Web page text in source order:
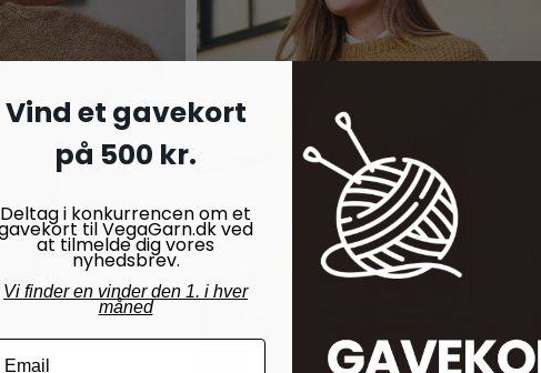
Vind et gavekort
på 500 kr.
Deltag i konkurrencen om et
til VegaGarn.dk ved
at tilmelde dig vores
nyhedsbrev.
Vi finder en vinder den 1. i hver
måned